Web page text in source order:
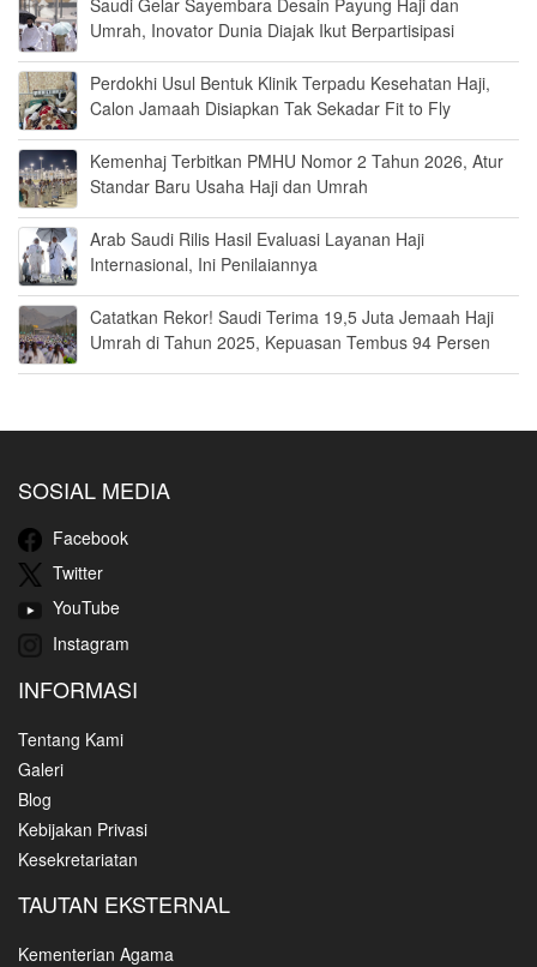
Umrah, Inovator Dunia Diajak Ikut Berpartisipasi
Perdokhi Usul Bentuk Klinik Terpadu Kesehatan Haji,
Calon Jamaah Disiapkan Tak Sekadar Fit to Fly
Kemenhaj Terbitkan PMHU Nomor 2 Tahun 2026, Atur
Standar Baru Usaha Haji dan Umrah
Arab Saudi Rilis Hasil Evaluasi Layanan Haji
Internasional, Ini Penilaiannya
Catatkan Rekor! Saudi Terima 19,5 Juta Jemaah Haji
Umrah di Tahun 2025, Kepuasan Tembus 94 Persen
SOSIAL MEDIA
Facebook
Twitter
YouTube
Instagram
INFORMASI
Tentang Kami
Galeri
Blog
Kebijakan Privasi
Kesekretariatan
TAUTAN EKSTERNAL
Kementerian Agama